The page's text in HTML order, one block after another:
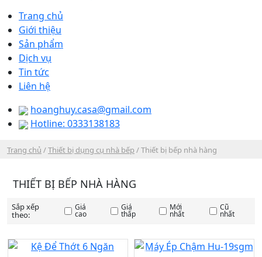
Trang chủ
Giới thiệu
Sản phẩm
Dịch vụ
Tin tức
Liên hệ
hoanghuy.casa@gmail.com
Hotline: 0333138183
Trang chủ /Thiết bị dụng cụ nhà bếp / Thiết bị bếp nhà hàng
THIẾT BỊ BẾP NHÀ HÀNG
Sắp xếp
theo:
Giá
cao
Giá
thấp
Mới
nhất
Cũ
nhất
SALE SALE